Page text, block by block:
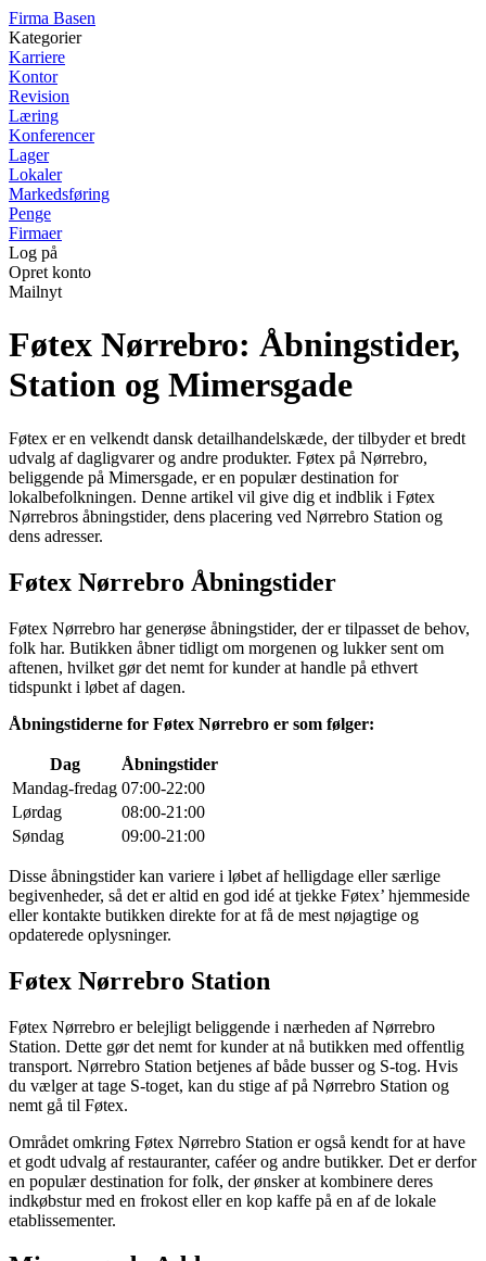
Firma Basen
Kategorier
Karriere
Kontor
Revision
Læring
Konferencer
Lager
Lokaler
Markedsføring
Penge
Firmaer
Log på
Opret konto
Mailnyt
Føtex Nørrebro: Åbningstider,
Station og Mimersgade
Føtex er en velkendt dansk detailhandelskæde, der tilbyder et bredt
udvalg af dagligvarer og andre produkter. Føtex på Nørrebro,
beliggende på Mimersgade, er en populær destination for
lokalbefolkningen. Denne artikel vil give dig et indblik i Føtex
Nørrebros åbningstider, dens placering ved Nørrebro Station og
dens adresser.
Føtex Nørrebro Åbningstider
Føtex Nørrebro har generøse åbningstider, der er tilpasset de behov,
folk har. Butikken åbner tidligt om morgenen og lukker sent om
aftenen, hvilket gør det nemt for kunder at handle på ethvert
tidspunkt i løbet af dagen.
Åbningstiderne for Føtex Nørrebro er som følger:
Dag
Åbningstider
Mandag-fredag 07:00-22:00
Lørdag
08:00-21:00
Søndag
09:00-21:00
Disse åbningstider kan variere i løbet af helligdage eller særlige
begivenheder, så det er altid en god idé at tjekke Føtex’ hjemmeside
eller kontakte butikken direkte for at få de mest nøjagtige og
opdaterede oplysninger.
Føtex Nørrebro Station
Føtex Nørrebro er belejligt beliggende i nærheden af Nørrebro
Station. Dette gør det nemt for kunder at nå butikken med offentlig
transport. Nørrebro Station betjenes af både busser og S-tog. Hvis
du vælger at tage S-toget, kan du stige af på Nørrebro Station og
nemt gå til Føtex.
Området omkring Føtex Nørrebro Station er også kendt for at have
et godt udvalg af restauranter, caféer og andre butikker. Det er derfor
en populær destination for folk, der ønsker at kombinere deres
indkøbstur med en frokost eller en kop kaffe på en af de lokale
etablissementer.